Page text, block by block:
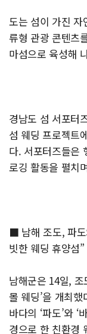
도는 섬이 가진 자
류형 관광 콘텐츠
마섬으로 육성해
경남도 섬 서포터
섬 웨딩 프로젝트
다. 서포터즈들은
로깅 활동을 펼치
■ 남해 조도, 파
빗한 웨딩 휴양섬”
남해군은 14일,
몰 웨딩’을 개최
바다의 ‘파도’와
경으로 한 친환경